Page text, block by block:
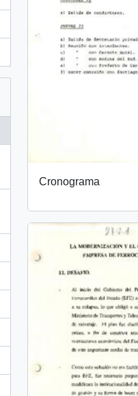
Cronograma